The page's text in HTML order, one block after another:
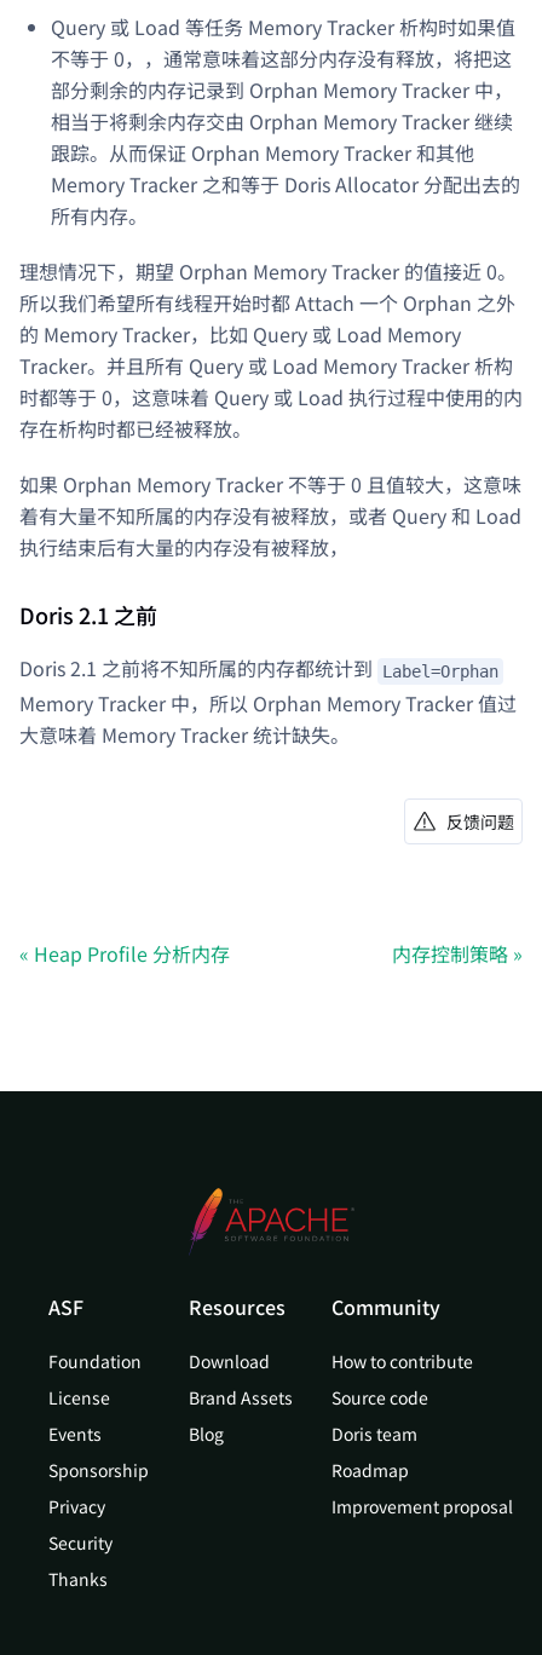
Query 或 Load 等任务 Memory Tracker 析构时如果值
不等于 0，，通常意味着这部分内存没有释放，将把这
部分剩余的内存记录到 Orphan Memory Tracker 中，
相当于将剩余内存交由 Orphan Memory Tracker 继续
跟踪。从而保证 Orphan Memory Tracker 和其他
Memory Tracker 之和等于 Doris Allocator 分配出去的
所有内存。
理想情况下，期望 Orphan Memory Tracker 的值接近 0。
所以我们希望所有线程开始时都 Attach 一个 Orphan 之外
的 Memory Tracker，比如 Query 或 Load Memory
Tracker。并且所有 Query 或 Load Memory Tracker 析构
时都等于 0，这意味着 Query 或 Load 执行过程中使用的内
存在析构时都已经被释放。
如果 Orphan Memory Tracker 不等于 0 且值较大，这意味
着有大量不知所属的内存没有被释放，或者 Query 和 Load
执行结束后有大量的内存没有被释放，
Doris 2.1 之前
Doris 2.1 之前将不知所属的内存都统计到 Label=Orphan
Memory Tracker 中，所以 Orphan Memory Tracker 值过
大意味着 Memory Tracker 统计缺失。
反馈问题
Heap Profile 分析内存 内存控制策略
ASF
Foundation
License
Events
Sponsorship
Privacy
Security
Thanks
Resources
Download
Brand Assets
Blog
Community
How to contribute
Source code
Doris team
Roadmap
Improvement proposal